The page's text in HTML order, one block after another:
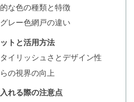
な色の種類と特徴
レー色網戸の違い
トと活用方法
イリッシュさとデザイン性
の視界の向上
れる際の注意点